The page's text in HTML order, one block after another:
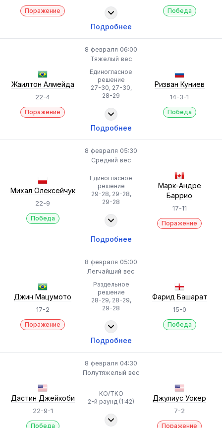
Поражение
Победа
Подробнее
8 февраля 06:00
Тяжелый вес
Жаилтон Алмейда
22-4
Поражение
Единогласное
решение
27-30, 27-30,
28-29
Ризван Куниев
14-3-1
Победа
Подробнее
8 февраля 05:30
Средний вес
Михал Олексейчук
22-9
Победа
Единогласное
решение
29-28, 29-28,
29-28
Марк-Андре
Баррио
17-11
Поражение
Подробнее
8 февраля 05:00
Легчайший вес
Джин Мацумото
17-2
Поражение
Раздельное
решение
28-29, 28-29,
29-28
Фарид Башарат
15-0
Победа
Подробнее
8 февраля 04:30
Полутяжелый вес
Дастин Джейкоби
22-9-1
Победа
KO/TKO
2-й раунд (1:42)
Джулиус Уокер
7-2
Поражение